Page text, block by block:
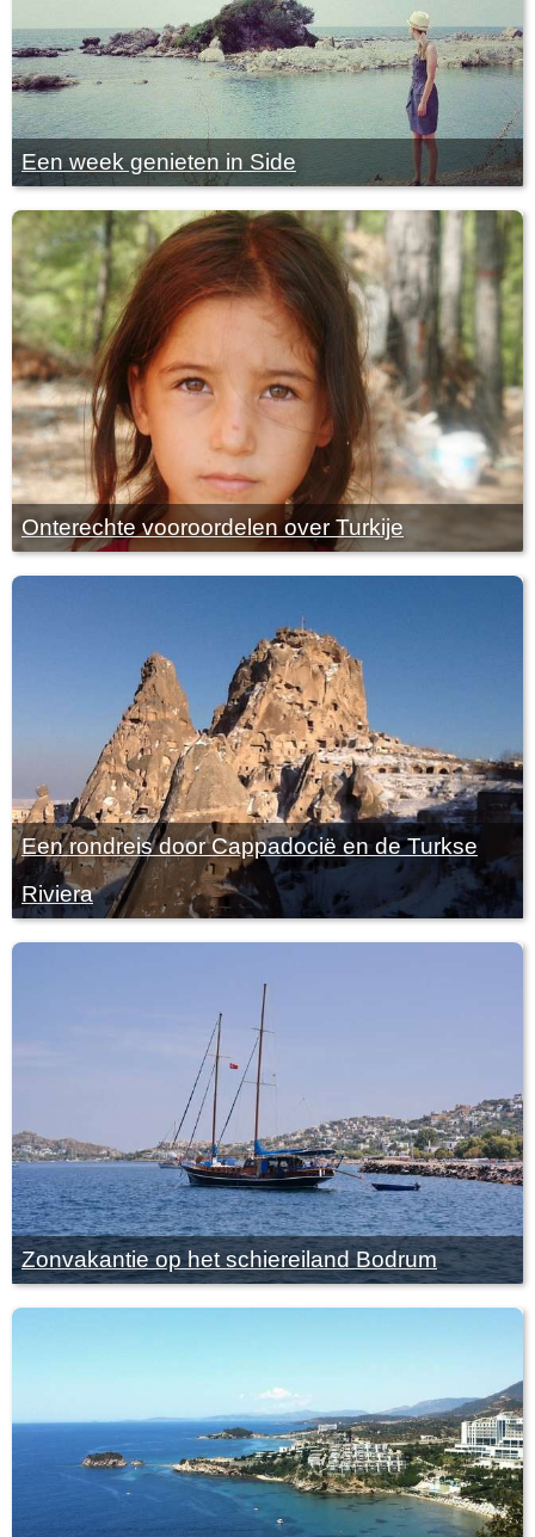
Een week genieten in Side
Onterechte vooroordelen over Turkije
Een rondreis door Cappadocië en de Turkse
Riviera
Zonvakantie op het schiereiland Bodrum